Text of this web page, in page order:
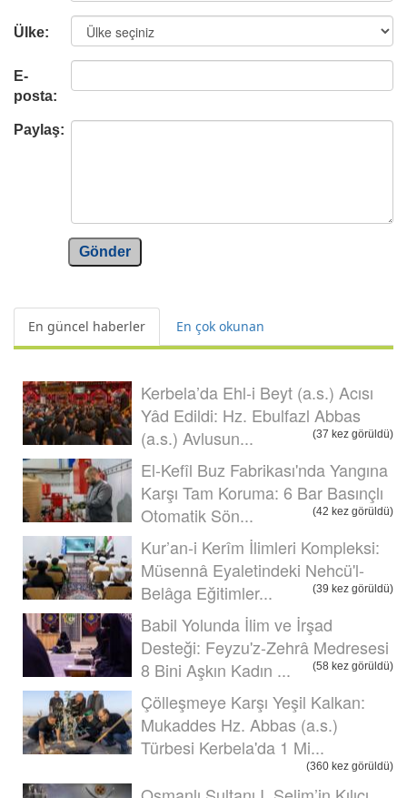
Ülke:
E-
posta:
Paylaş:
Gönder
En güncel haberler En çok okunan
Kerbela’da Ehl-i Beyt (a.s.) Acısı
Yâd Edildi: Hz. Ebulfazl Abbas
(a.s.) Avlusun...
(37 kez görüldü)
El-Kefîl Buz Fabrikası'nda Yangına
Karşı Tam Koruma: 6 Bar Basınçlı
Otomatik Sön...
(42 kez görüldü)
Kur’an-i Kerîm İlimleri Kompleksi:
Müsennâ Eyaletindeki Nehcü'l-
Belâga Eğitimler...
(39 kez görüldü)
Babil Yolunda İlim ve İrşad
Desteği: Feyzu'z-Zehrâ Medresesi
8 Bini Aşkın Kadın ...
(58 kez görüldü)
Çölleşmeye Karşı Yeşil Kalkan:
Mukaddes Hz. Abbas (a.s.)
Türbesi Kerbela'da 1 Mi...
(360 kez görüldü)